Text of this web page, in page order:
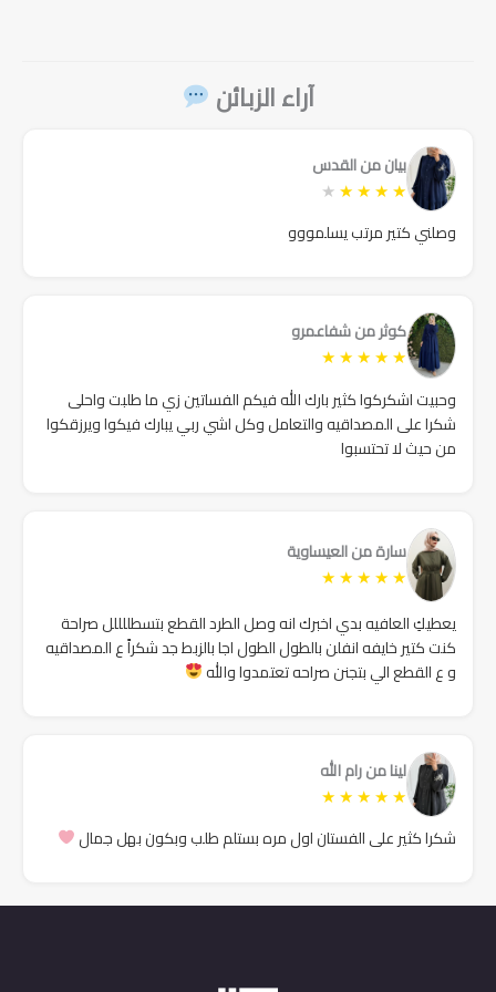
آراء الزبائن
بيان من القدس
★
★
★
★
★
وصلني كتير مرتب يسلمووو
كوثر من شفاعمرو
★
★
★
★
★
وحبيت اشكركوا كثير بارك الله فيكم الفساتين زي ما طلبت واحلى
شكرا على المصداقيه والتعامل وكل اشي ربي يبارك فيكوا ويرزقكوا
من حيث لا تحتسبوا
سارة من العيساوية
★
★
★
★
★
يعطيكِ العافيه بدي اخبرك انه وصل الطرد القطع بتسطللللل صراحة
كنت كتير خايفه انفلن بالطول الطول اجا بالزبط جد شكراً ع المصداقيه
و ع القطع الي بتجنن صراحه تعتمدوا والله
لينا من رام الله
★
★
★
★
★
شكرا كثير على الفستان اول مره بستلم طلب وبكون بهل جمال